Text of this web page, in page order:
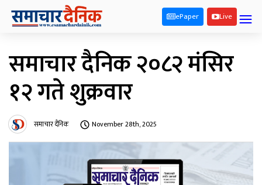
ePaper Live
समाचार दैनिक २०८२ मंसिर
१२ गते शुक्रवार
समाचार दैनिक November 28th, 2025